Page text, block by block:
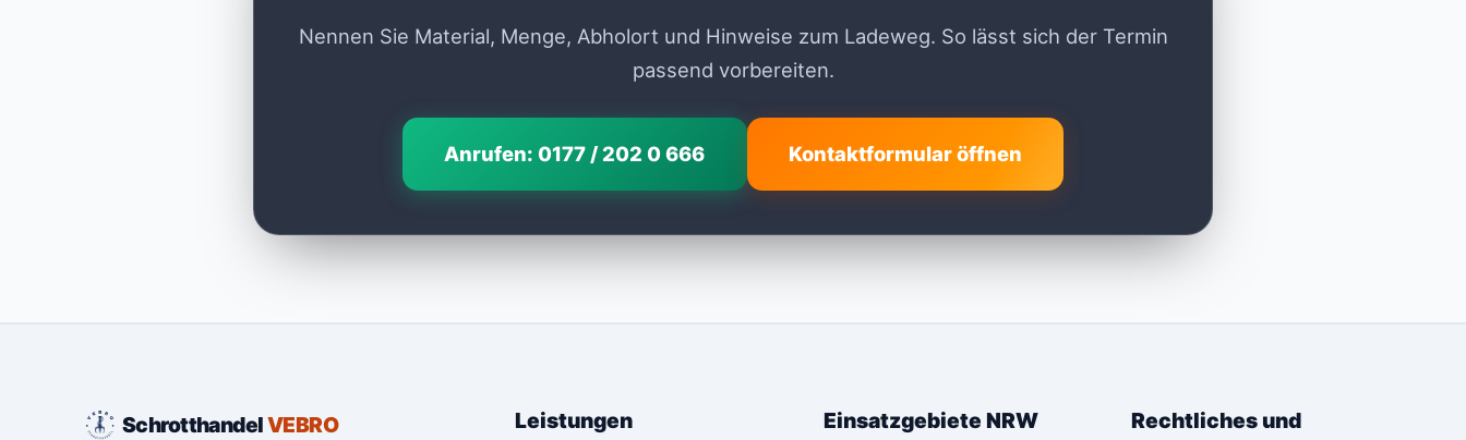
Nennen Sie Material, Menge, Abholort und Hinweise zum Ladeweg. So lässt sich der Termin
passend vorbereiten.
Anrufen: 0177 / 202 0 666 Kontaktformular öffnen
SchrotthandelVEBRO Leistungen Einsatzgebiete NRW Rechtliches und